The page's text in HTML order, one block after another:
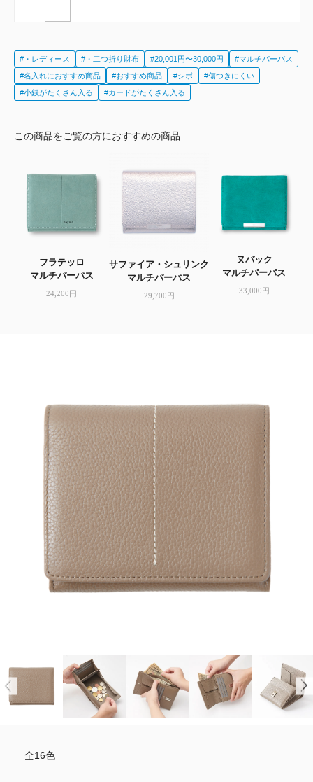
#・レディース #・二つ折り財布 #20,001円〜30,000円
#マルチパーパス
#名入れにおすすめ商品
#おすすめ商品 #シボ
#傷つきにくい
#小銭がたくさん入る
#カードがたくさん入る
この商品をご覧の方におすすめの商品
フラテッロ
マルチパーパス
24,200円
サファイア・シュリンク
マルチパーパス
29,700円
ヌバック
マルチパーパス
33,000円
全16色